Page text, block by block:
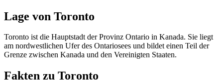
Lage von Toronto
Toronto ist die Hauptstadt der Provinz Ontario in Kanada. Sie liegt
am nordwestlichen Ufer des Ontariosees und bildet einen Teil der
Grenze zwischen Kanada und den Vereinigten Staaten.
Fakten zu Toronto